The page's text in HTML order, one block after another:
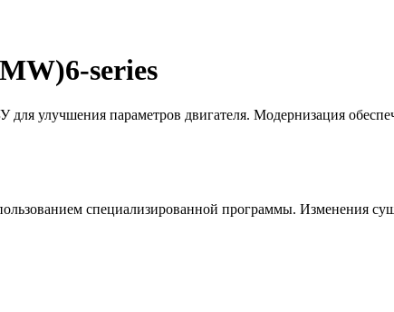
series
улучшения параметров двигателя. Модернизация
специализированной программы. Изменения